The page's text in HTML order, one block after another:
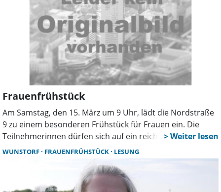
Frauenfrühstück
Am Samstag, den 15. März um 9 Uhr, lädt die Nordstraße
9 zu einem besonderen Frühstück für Frauen ein. Die
Teilnehmerinnen dürfen sich auf ein reichhaltiges
Frühstücksbuffet freuen, begleitet von einem
inspirierenden Vortrag und musikalischen Klängen.
WUNSTORF FRAUENFRÜHSTÜCK LESUNG